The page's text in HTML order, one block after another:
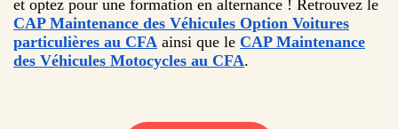
et optez pour une formation en alternance ! Retrouvez le
CAP Maintenance des Véhicules Option Voitures
particulières au CFA ainsi que le CAP Maintenance
des Véhicules Motocycles au CFA.